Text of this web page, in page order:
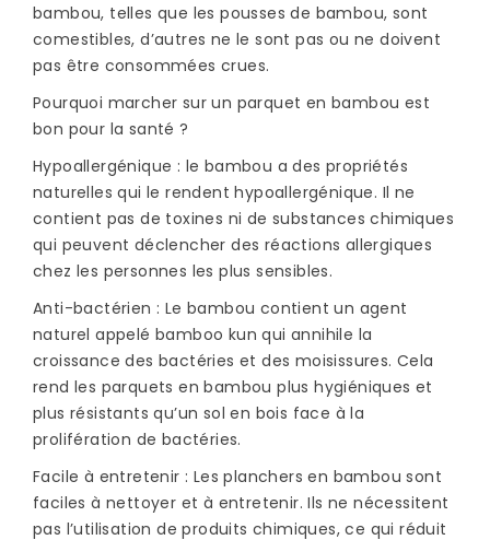
bambou, telles que les pousses de bambou, sont
comestibles, d’autres ne le sont pas ou ne doivent
pas être consommées crues.
Pourquoi marcher sur un parquet en bambou est
bon pour la santé ?
Hypoallergénique : le bambou a des propriétés
naturelles qui le rendent hypoallergénique. Il ne
contient pas de toxines ni de substances chimiques
qui peuvent déclencher des réactions allergiques
chez les personnes les plus sensibles.
Anti-bactérien : Le bambou contient un agent
naturel appelé bamboo kun qui annihile la
croissance des bactéries et des moisissures. Cela
rend les parquets en bambou plus hygiéniques et
plus résistants qu’un sol en bois face à la
prolifération de bactéries.
Facile à entretenir : Les planchers en bambou sont
faciles à nettoyer et à entretenir. Ils ne nécessitent
pas l’utilisation de produits chimiques, ce qui réduit